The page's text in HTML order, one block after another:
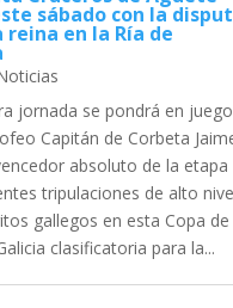
sábado con la
reina en la Ría de
jornada se pondrá en
Capitán de Corbeta
absoluto de la etapa
tripulaciones de alto
gallegos en esta Copa de
clasificatoria para la...